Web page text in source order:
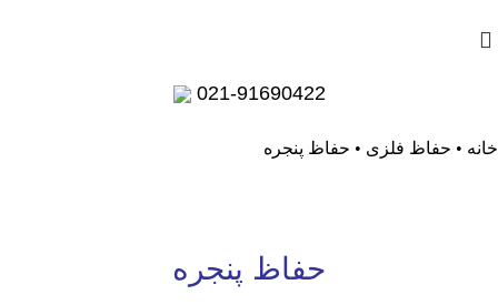
021-91690422
خانه • حفاظ فلزی • حفاظ پنجره
حفاظ پنجره